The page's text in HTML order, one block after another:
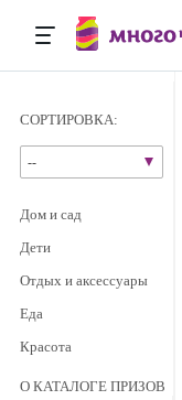
СОРТИРОВКА:
--
дом и сад
дети
отдых и аксессуары
еда
красота
О КАТАЛОГЕ ПРИЗОВ